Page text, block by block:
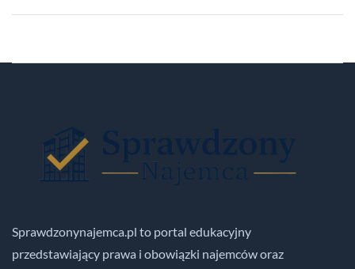
Sprawdzonynajemca.pl to portal edukacyjny
przedstawiający prawa i obowiązki najemców oraz